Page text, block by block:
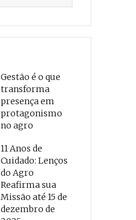
Gestão é o que
transforma
presença em
protagonismo
no agro
11 Anos de
Cuidado: Lenços
do Agro
Reafirma sua
Missão até 15 de
dezembro de